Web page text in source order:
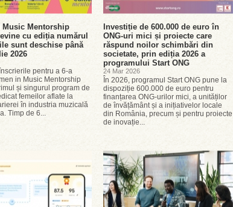
Music Mentorship
cu ediția numărul
sunt deschise până
2026
pentru a 6-a
in Music Mentorship
și singurul program de
femeilor aflate la
în industria muzicală
Timp de 6...
Investiție de 600.000 de euro în
ONG-uri mici și proiecte care
răspund noilor schimbări din
societate, prin ediția 2026 a
programului Start ONG
24 Mar 2026
În 2026, programul Start ONG pune la
dispoziție 600.000 de euro pentru
finanțarea ONG-urilor mici, a unităților
de învățământ și a inițiativelor locale
din România, precum și pentru proiecte
de inovație...